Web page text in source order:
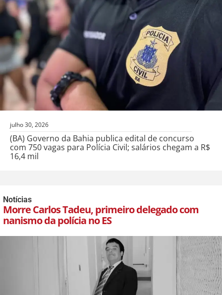
julho 30, 2026
(BA) Governo da Bahia publica edital de concurso
com 750 vagas para Polícia Civil; salários chegam a R$
16,4 mil
Notícias
Morre Carlos Tadeu, primeiro delegado com
nanismo da polícia no ES